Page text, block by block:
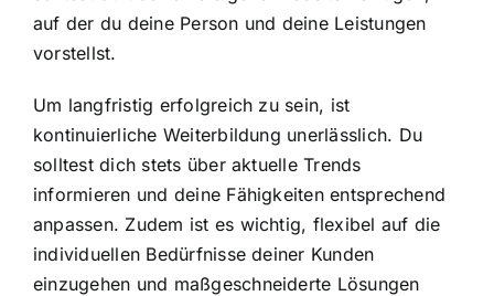
auf der du deine Person und deine Leistungen
vorstellst.
Um langfristig erfolgreich zu sein, ist
kontinuierliche Weiterbildung unerlässlich. Du
solltest dich stets über aktuelle Trends
informieren und deine Fähigkeiten entsprechend
anpassen. Zudem ist es wichtig, flexibel auf die
individuellen Bedürfnisse deiner Kunden
einzugehen und maßgeschneiderte Lösungen